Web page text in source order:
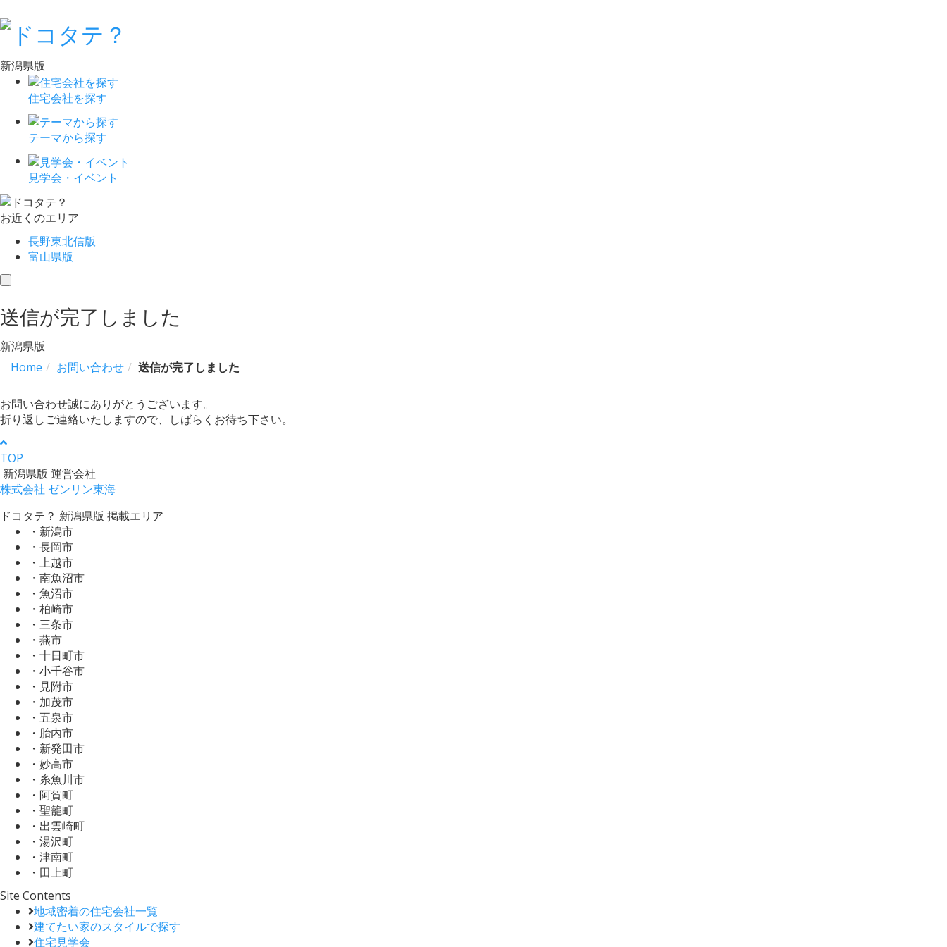
新潟県版
住宅会社を探す
テーマから探す
見学会・イベント
お近くのエリア
長野東北信版
富山県版
toggle
送信が完了しました
新潟県版
Home
お問い合わせ 送信が完了しました
お問い合わせ誠にありがとうございます。
折り返しご連絡いたしますので、しばらくお待ち下さい。
TOP
新潟県版 運営会社
株式会社 ゼンリン東海
ドコタテ？ 新潟県版 掲載エリア
・新潟市
・長岡市
・上越市
・南魚沼市
・魚沼市
・柏崎市
・三条市
・燕市
・十日町市
・小千谷市
・見附市
・加茂市
・五泉市
・胎内市
・新発田市
・妙高市
・糸魚川市
・阿賀町
・聖籠町
・出雲崎町
・湯沢町
・津南町
・田上町
Site Contents
地域密着の住宅会社一覧
建てたい家のスタイルで探す
住宅見学会